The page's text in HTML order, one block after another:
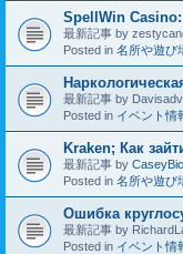
SpellWin
最新記事 by
Posted in 名所や遊び
最新記事 by
Posted in イベント情
Kraken; Как
最新記事 by
Posted in 名所や遊び
Ошибка
最新記事 by
Posted in イベント情